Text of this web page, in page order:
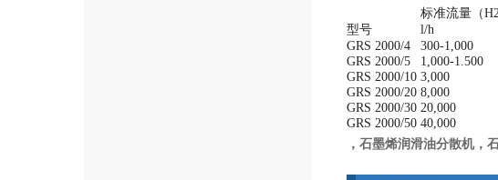
标准流量（
型号
l/h
GRS 2000/4
300-1,000
GRS 2000/5
1,000-1.500
GRS 2000/10 3,000
GRS 2000/20 8,000
GRS 2000/30 20,000
GRS 2000/50 40,000
，石墨烯润滑油分散机，